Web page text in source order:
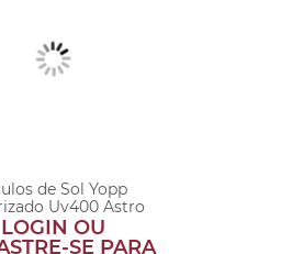
de Sol Yopp
Uv400 Astro
Brilho
LOGIN OU
SE PARA